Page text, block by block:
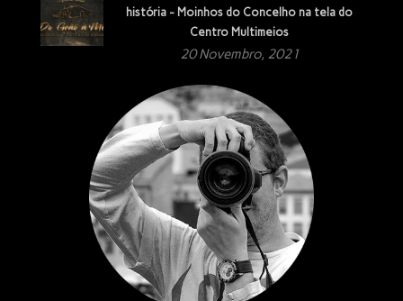
história - Moinhos do Concelho na tela do
Centro Multimeios
20 Novembro, 2021